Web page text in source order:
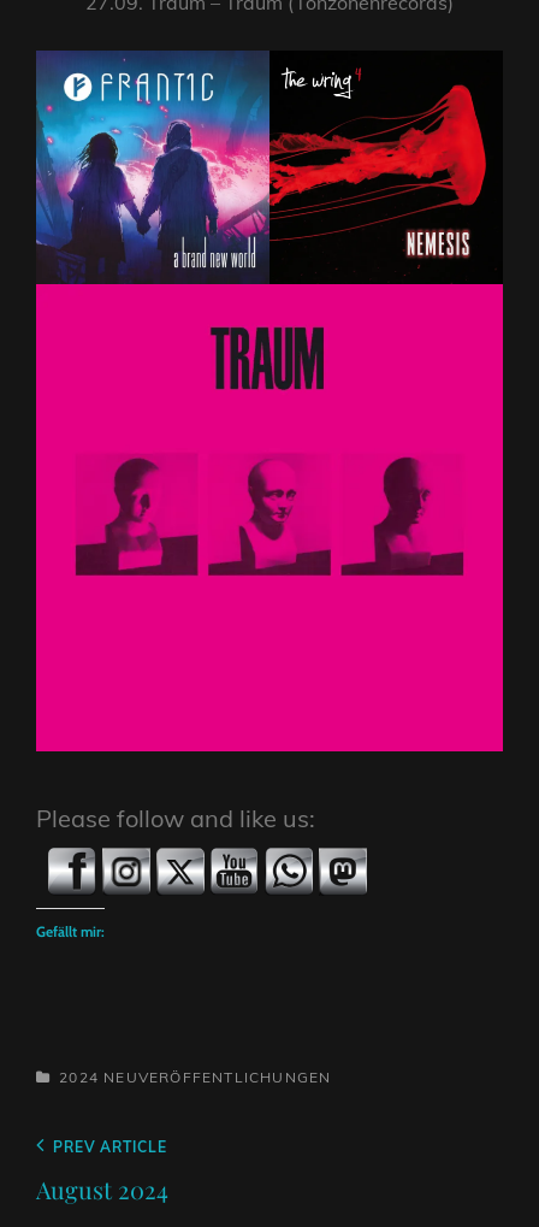
Please follow and like us:
Gefällt mir:
CATEGORIES
2024 NEUVERÖFFENTLICHUNGEN
Beitragsnavigation
Previous
PREV ARTICLE
August 2024